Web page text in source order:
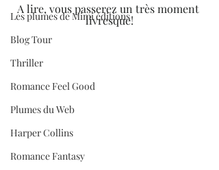
Les plumes de Mimi éditions
Blog Tour
Thriller
Romance Feel Good
Plumes du Web
Harper Collins
Romance Fantasy
A lire, vous passerez un très moment
livresque!